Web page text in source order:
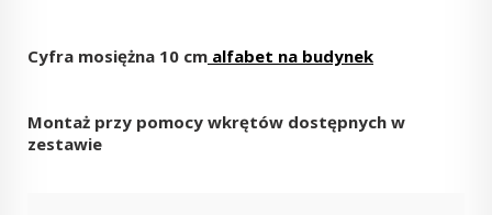
Cyfra mosiężna 10 cm alfabet na budynek
Montaż przy pomocy wkrętów dostępnych w
zestawie